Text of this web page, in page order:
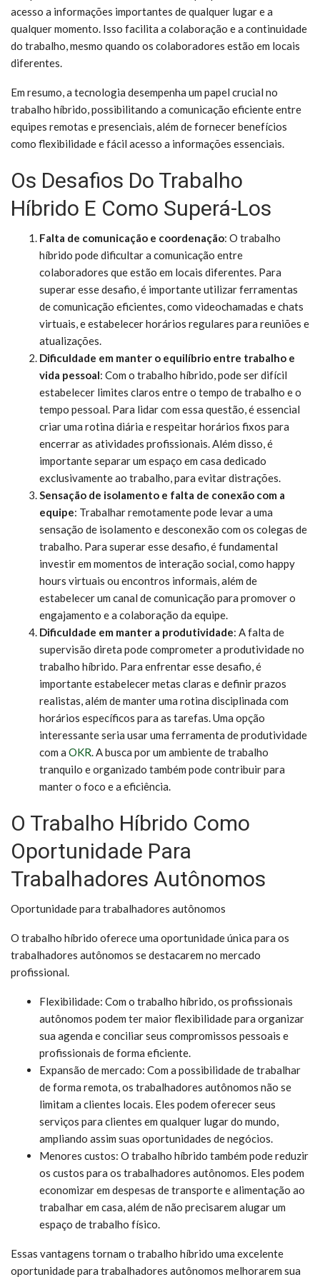
acesso a informações importantes de qualquer lugar e a
qualquer momento. Isso facilita a colaboração e a continuidade
do trabalho, mesmo quando os colaboradores estão em locais
diferentes.
Em resumo, a tecnologia desempenha um papel crucial no
trabalho híbrido, possibilitando a comunicação eficiente entre
equipes remotas e presenciais, além de fornecer benefícios
como flexibilidade e fácil acesso a informações essenciais.
Os Desafios Do Trabalho
Híbrido E Como Superá-Los
Falta de comunicação e coordenação: O trabalho
híbrido pode dificultar a comunicação entre
colaboradores que estão em locais diferentes. Para
superar esse desafio, é importante utilizar ferramentas
de comunicação eficientes, como videochamadas e chats
virtuais, e estabelecer horários regulares para reuniões e
atualizações.
Dificuldade em manter o equilíbrio entre trabalho e
vida pessoal: Com o trabalho híbrido, pode ser difícil
estabelecer limites claros entre o tempo de trabalho e o
tempo pessoal. Para lidar com essa questão, é essencial
criar uma rotina diária e respeitar horários fixos para
encerrar as atividades profissionais. Além disso, é
importante separar um espaço em casa dedicado
exclusivamente ao trabalho, para evitar distrações.
Sensação de isolamento e falta de conexão com a
equipe: Trabalhar remotamente pode levar a uma
sensação de isolamento e desconexão com os colegas de
trabalho. Para superar esse desafio, é fundamental
investir em momentos de interação social, como happy
hours virtuais ou encontros informais, além de
estabelecer um canal de comunicação para promover o
engajamento e a colaboração da equipe.
Dificuldade em manter a produtividade: A falta de
supervisão direta pode comprometer a produtividade no
trabalho híbrido. Para enfrentar esse desafio, é
importante estabelecer metas claras e definir prazos
realistas, além de manter uma rotina disciplinada com
horários específicos para as tarefas. Uma opção
interessante seria usar uma ferramenta de produtividade
com a OKR. A busca por um ambiente de trabalho
tranquilo e organizado também pode contribuir para
manter o foco e a eficiência.
O Trabalho Híbrido Como
Oportunidade Para
Trabalhadores Autônomos
Oportunidade para trabalhadores autônomos
O trabalho híbrido oferece uma oportunidade única para os
trabalhadores autônomos se destacarem no mercado
profissional.
Flexibilidade: Com o trabalho híbrido, os profissionais
autônomos podem ter maior flexibilidade para organizar
sua agenda e conciliar seus compromissos pessoais e
profissionais de forma eficiente.
Expansão de mercado: Com a possibilidade de trabalhar
de forma remota, os trabalhadores autônomos não se
limitam a clientes locais. Eles podem oferecer seus
serviços para clientes em qualquer lugar do mundo,
ampliando assim suas oportunidades de negócios.
Menores custos: O trabalho híbrido também pode reduzir
os custos para os trabalhadores autônomos. Eles podem
economizar em despesas de transporte e alimentação ao
trabalhar em casa, além de não precisarem alugar um
espaço de trabalho físico.
Essas vantagens tornam o trabalho híbrido uma excelente
oportunidade para trabalhadores autônomos melhorarem sua